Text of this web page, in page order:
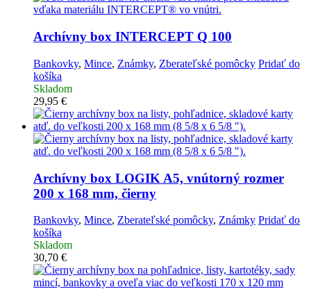
Archívny box INTERCEPT Q 100
Bankovky, Mince, Známky, Zberateľské pomôcky Pridať do
košíka
Skladom
29,95 €
Archívny box LOGIK A5, vnútorný rozmer
200 x 168 mm, čierny
Bankovky, Mince, Zberateľské pomôcky, Známky Pridať do
košíka
Skladom
30,70 €